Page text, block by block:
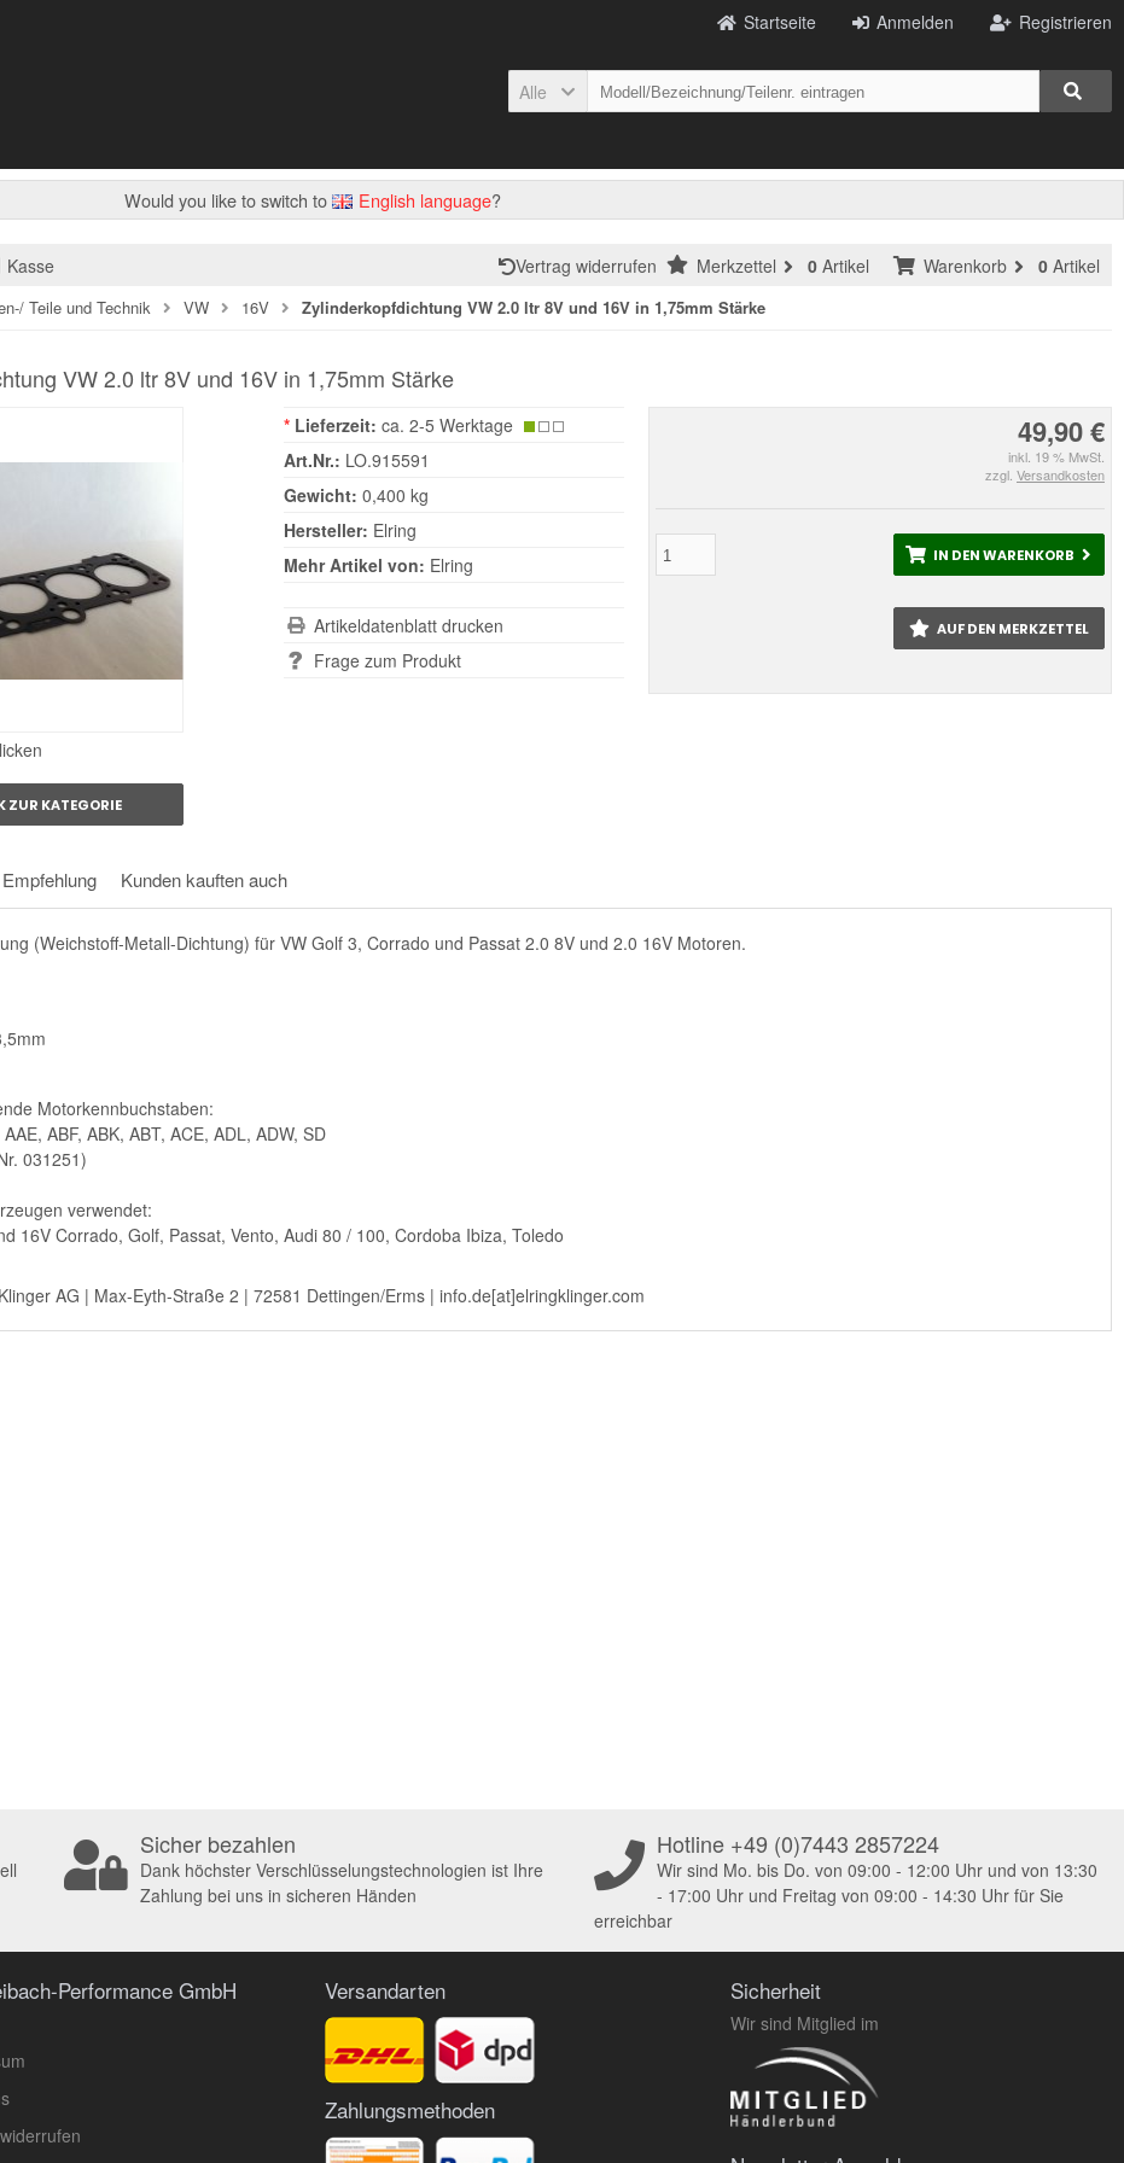
Registrieren
Anmelden
Startseite
Alle
Would you like to switch to English language?
Kasse Warenkorb 0 Artikel
Vertrag widerrufen Merkzettel 0 Artikel
Teile und Technik VW 16V Zylinderkopfdichtung VW 2.0 ltr 8V und 16V in 1,75mm Stärke
VW 2.0 ltr 8V und 16V in 1,75mm Stärke
ZUR KATEGORIE
49,90 €
inkl. 19 % MwSt.
zzgl. Versandkosten
IN DEN WARENKORB
AUF DEN MERKZETTEL
* Lieferzeit: ca. 2-5 Werktage
Art.Nr.: LO.915591
Gewicht: 0,400 kg
Hersteller: Elring
Mehr Artikel von: Elring
Artikeldatenblatt drucken
Frage zum Produkt
Empfehlung Kunden kauften auch
(Weichstoff-Metall-Dichtung) für VW Golf 3, Corrado und Passat 2.0 8V und 2.0 16V Motoren.
Motorkennbuchstaben:
ABF, ABK, ABT, ACE, ADL, ADW, SD
031251)
verwendet:
16V Corrado, Golf, Passat, Vento, Audi 80 / 100, Cordoba Ibiza, Toledo
AG | Max-Eyth-Straße 2 | 72581 Dettingen/Erms | info.de[at]elringklinger.com
Sicher bezahlen
Dank höchster Verschlüsselungstechnologien ist Ihre
Zahlung bei uns in sicheren Händen
Hotline +49 (0)7443 2857224
Wir sind Mo. bis Do. von 09:00 - 12:00 Uhr und von 13:30
- 17:00 Uhr und Freitag von 09:00 - 14:30 Uhr für Sie
erreichbar
Performance GmbH Versandarten
Zahlungsmethoden
Sicherheit
Wir sind Mitglied im